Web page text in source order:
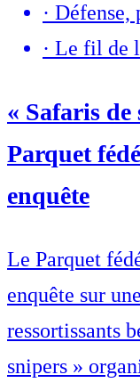
· Défense,
· Le fil de
« Safaris de
Parquet
enquête
Le Parquet
enquête sur
ressortissants
snipers »